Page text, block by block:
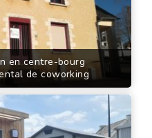
en centre-bourg
de coworking